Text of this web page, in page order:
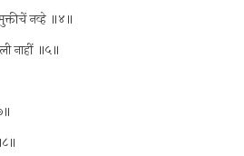
नव्हे ॥४॥
नाहीं ॥५॥